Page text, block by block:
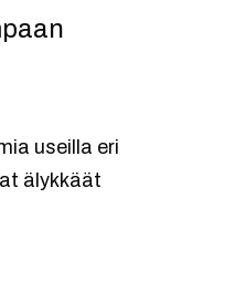
useilla eri
älykkäät